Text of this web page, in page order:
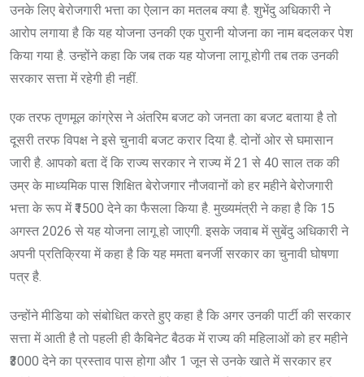
उनके लिए बेरोजगारी भत्ता का ऐलान का मतलब क्या है. शुभेंदु अधिकारी ने
आरोप लगाया है कि यह योजना उनकी एक पुरानी योजना का नाम बदलकर पेश
किया गया है. उन्होंने कहा कि जब तक यह योजना लागू होगी तब तक उनकी
सरकार सत्ता में रहेगी ही नहीं.
एक तरफ तृणमूल कांग्रेस ने अंतरिम बजट को जनता का बजट बताया है तो
दूसरी तरफ विपक्ष ने इसे चुनावी बजट करार दिया है. दोनों ओर से घमासान
जारी है. आपको बता दें कि राज्य सरकार ने राज्य में 21 से 40 साल तक की
उम्र के माध्यमिक पास शिक्षित बेरोजगार नौजवानों को हर महीने बेरोजगारी
भत्ता के रूप में ₹1500 देने का फैसला किया है. मुख्यमंत्री ने कहा है कि 15
अगस्त 2026 से यह योजना लागू हो जाएगी. इसके जवाब में सुबेंदु अधिकारी ने
अपनी प्रतिक्रिया में कहा है कि यह ममता बनर्जी सरकार का चुनावी घोषणा
पत्र है.
उन्होंने मीडिया को संबोधित करते हुए कहा है कि अगर उनकी पार्टी की सरकार
सत्ता में आती है तो पहली ही कैबिनेट बैठक में राज्य की महिलाओं को हर महीने
₹3000 देने का प्रस्ताव पास होगा और 1 जून से उनके खाते में सरकार हर